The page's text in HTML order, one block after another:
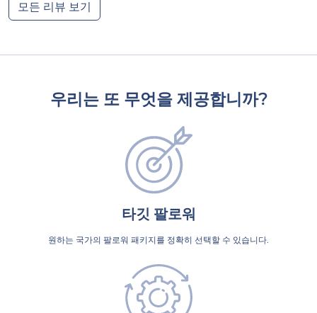
모든 리뷰 보기
우리는 또 무엇을 제공합니까?
타깃 팔로워
원하는 국가의 팔로워 패키지를 정확히 선택할 수 있습니다.